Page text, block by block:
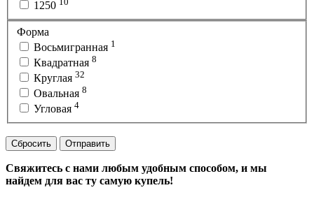
1250
Форма
Восьмигранная 1
Квадратная 8
Круглая 32
Овальная 8
Угловая 4
Сбросить Отправить
Свяжитесь с нами любым удобным способом, и мы
найдем для вас ту самую купель!